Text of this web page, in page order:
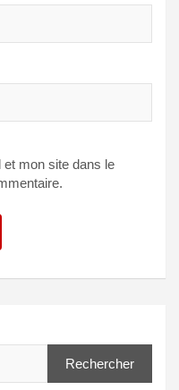
mon site dans le
Rechercher